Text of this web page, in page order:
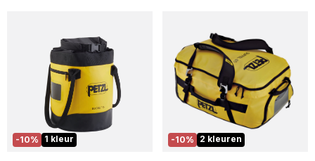
Met behulp van connectors op
de lussen aan het uiteinde van
de banden Handig en
duurzaam: - De banden zijn
eenvoudig aan te passen met
zelfblokkerende DOUBLEBACK
gespen - Het heeft drie
voorgevormde materiaallussen
met een beschermende hoes
-10% 1 kleur -10% 2 kleuren